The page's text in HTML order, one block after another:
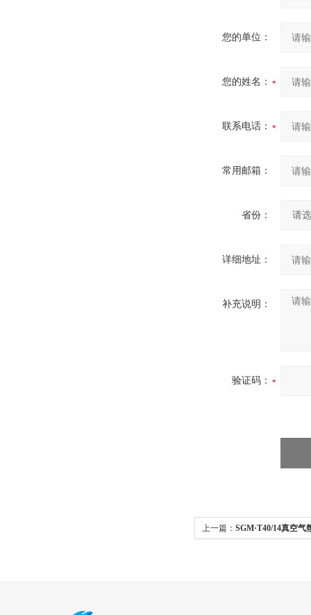
您的单位：
您的姓名：
联系电话：
常用邮箱：
省份：
详细地址：
补充说明：
验证码：
上一篇： SGM·T40/14真空